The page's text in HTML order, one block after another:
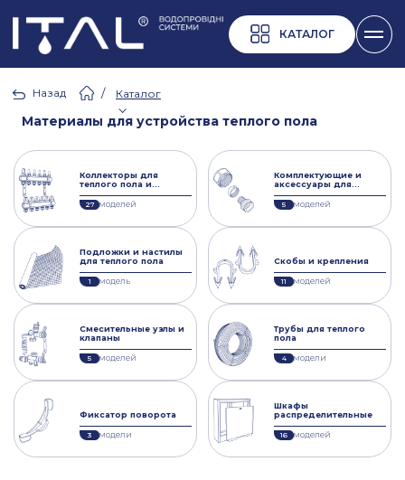
КАТАЛОГ
Назад / Каталог
Материалы для устройства теплого пола
Коллекторы для
теплого пола и
27 моделей
Комплектующие и
аксессуары для
5 моделей
Подложки и настилы
для теплого пола
1 модель
Скобы и крепления
11 моделей
Смесительные узлы и
клапаны
5 моделей
Трубы для теплого
пола
4 модели
Фиксатор поворота
3 модели
Шкафы
распределительные
16 моделей